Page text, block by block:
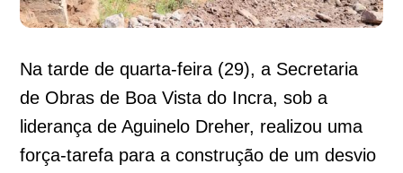
Na tarde de quarta-feira (29), a Secretaria
de Obras de Boa Vista do Incra, sob a
liderança de Aguinelo Dreher, realizou uma
força-tarefa para a construção de um desvio